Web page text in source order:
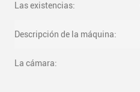
Las existencias:
Descripción de la máquina:
La cámara: